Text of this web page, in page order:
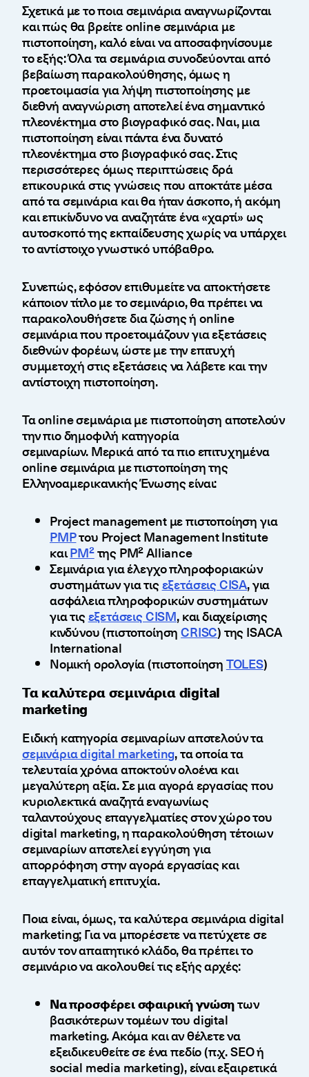
Σχετικά με το ποια σεμινάρια αναγνωρίζονται
και πώς θα βρείτε online σεμινάρια με
πιστοποίηση, καλό είναι να αποσαφηνίσουμε
το εξής: Όλα τα σεμινάρια συνοδεύονται από
βεβαίωση παρακολούθησης, όμως η
προετοιμασία για λήψη πιστοποίησης με
διεθνή αναγνώριση αποτελεί ένα σημαντικό
πλεονέκτημα στο βιογραφικό σας. Ναι, μια
πιστοποίηση είναι πάντα ένα δυνατό
πλεονέκτημα στο βιογραφικό σας. Στις
περισσότερες όμως περιπτώσεις δρά
επικουρικά στις γνώσεις που αποκτάτε μέσα
από τα σεμινάρια και θα ήταν άσκοπο, ή ακόμη
και επικίνδυνο να αναζητάτε ένα «χαρτί» ως
αυτοσκοπό της εκπαίδευσης χωρίς να υπάρχει
το αντίστοιχο γνωστικό υπόβαθρο.
Συνεπώς, εφόσον επιθυμείτε να αποκτήσετε
κάποιον τίτλο με το σεμινάριο, θα πρέπει να
παρακολουθήσετε δια ζώσης ή online
σεμινάρια που προετοιμάζουν για εξετάσεις
διεθνών φορέων, ώστε με την επιτυχή
συμμετοχή στις εξετάσεις να λάβετε και την
αντίστοιχη πιστοποίηση.
Τα online σεμινάρια με πιστοποίηση αποτελούν
την πιο δημοφιλή κατηγορία
σεμιναρίων. Μερικά από τα πιο επιτυχημένα
online σεμινάρια με πιστοποίηση της
Ελληνοαμερικανικής Ένωσης είναι:
Project management με πιστοποίηση για
PMPτου Project Management Institute
καιPM²της PM² Alliance
Σεμινάρια για έλεγχο πληροφοριακών
συστημάτων για τιςεξετάσεις CISA, για
ασφάλεια πληροφορικών συστημάτων
για τιςεξετάσεις CISM, και διαχείρισης
κινδύνου (πιστοποίησηCRISC) της ISACA
International
Νομική ορολογία (πιστοποίησηTOLES)
Τα καλύτερα σεμινάρια digital
marketing
Ειδική κατηγορία σεμιναρίων αποτελούν τα
σεμινάρια digital marketing, τα οποία τα
τελευταία χρόνια αποκτούν ολοένα και
μεγαλύτερη αξία. Σε μια αγορά εργασίας που
κυριολεκτικά αναζητά εναγωνίως
ταλαντούχους επαγγελματίες στον χώρο του
digital marketing, η παρακολούθηση τέτοιων
σεμιναρίων αποτελεί εγγύηση για
απορρόφηση στην αγορά εργασίας και
επαγγελματική επιτυχία.
Ποια είναι, όμως, τα καλύτερα σεμινάρια digital
marketing; Για να μπορέσετε να πετύχετε σε
αυτόν τον απαιτητικό κλάδο, θα πρέπει το
σεμινάριο να ακολουθεί τις εξής αρχές:
Να προσφέρει σφαιρική γνώσητων
βασικότερων τομέων του digital
marketing. Ακόμα και αν θέλετε να
εξειδικευθείτε σε ένα πεδίο (π.χ. SEO ή
social media marketing), είναι εξαιρετικά